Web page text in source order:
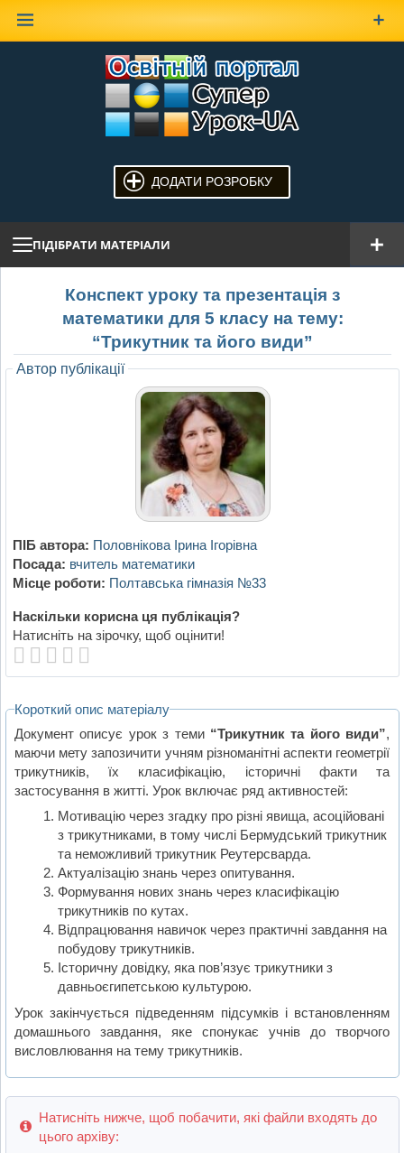
ДОДАТИ РОЗРОБКУ
ПІДІБРАТИ МАТЕРІАЛИ
Конспект уроку та презентація з
математики для 5 класу на тему:
“Трикутник та його види”
Автор публікації
ПІБ автора: Половнікова Ірина Ігорівна
Посада: вчитель математики
Місце роботи: Полтавська гімназія №33
Наскільки корисна ця публікація?
Натисніть на зірочку, щоб оцінити!
Короткий опис матеріалу
Документ описує урок з теми “Трикутник та його види”,
маючи мету запозичити учням різноманітні аспекти геометрії
трикутників, їх класифікацію, історичні факти та
застосування в житті. Урок включає ряд активностей:
Мотивацію через згадку про різні явища, асоційовані
з трикутниками, в тому числі Бермудський трикутник
та неможливий трикутник Реутерсварда.
Актуалізацію знань через опитування.
Формування нових знань через класифікацію
трикутників по кутах.
Відпрацювання навичок через практичні завдання на
побудову трикутників.
Історичну довідку, яка пов’язує трикутники з
давньоєгипетською культурою.
Урок закінчується підведенням підсумків і встановленням
домашнього завдання, яке спонукає учнів до творчого
висловлювання на тему трикутників.
Натисніть нижче, щоб побачити, які файли входять до
цього архіву: